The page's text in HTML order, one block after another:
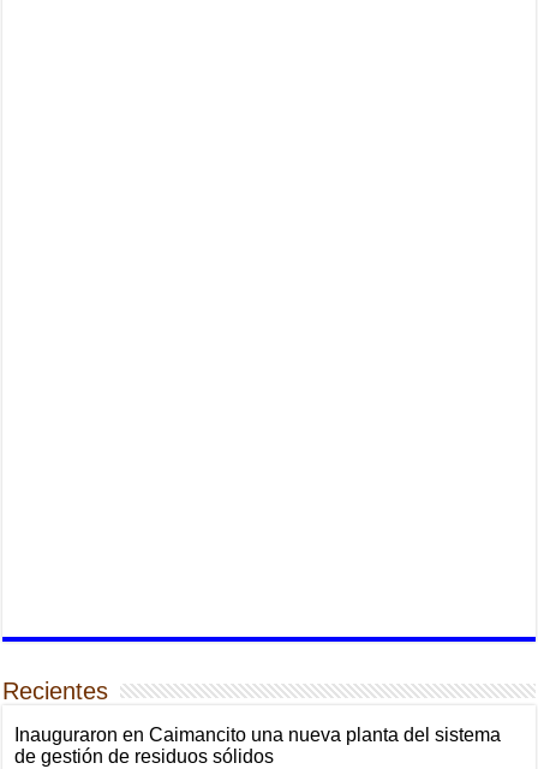
Recientes
Inauguraron en Caimancito una nueva planta del sistema
de gestión de residuos sólidos